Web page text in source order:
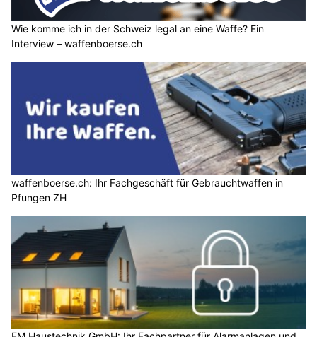
Wie komme ich in der Schweiz legal an eine Waffe? Ein
Interview – waffenboerse.ch
waffenboerse.ch: Ihr Fachgeschäft für Gebrauchtwaffen in
Pfungen ZH